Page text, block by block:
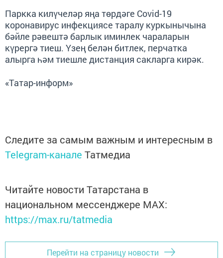
Паркка килүчеләр яңа төрдәге Covid-19
коронавирус инфекциясе таралу куркынычына
бәйле рәвештә барлык иминлек чараларын
күрергә тиеш. Үзең белән битлек, перчатка
алырга һәм тиешле дистанция сакларга кирәк.
«Татар-информ»
Следите за самым важным и интересным в
Telegram-канале Татмедиа
Читайте новости Татарстана в
национальном мессенджере MАХ:
https://max.ru/tatmedia
Перейти на страницу новости